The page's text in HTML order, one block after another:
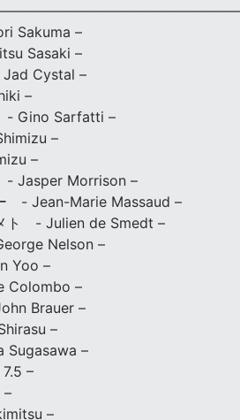
Sakuma –
Sasaki –
Cystal –
–
- Gino Sarfatti –
–
–
- Jasper Morrison –
- Jean-Marie Massaud –
ト - Julien de Smedt –
Nelson –
Yoo –
Colombo –
Brauer –
–
–
–
–
–